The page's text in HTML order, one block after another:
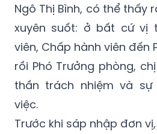
Ngô Thị Bình, có thể thấy
xuyên suốt: ở bất cứ vị
viên, Chấp hành viên đến
rồi Phó Trưởng phòng,
thần trách nhiệm và
việc.
Trước khi sáp nhập đơn